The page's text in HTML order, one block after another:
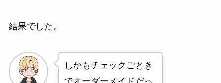
結果でした。
しかもチェックごとき
でオーダーメイドだっ